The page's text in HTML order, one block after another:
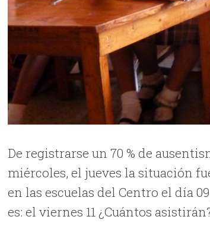
De registrarse un 70 % de
miércoles, el jueves la situación
en las escuelas del Centro el día
es: el viernes 11 ¿Cuántos